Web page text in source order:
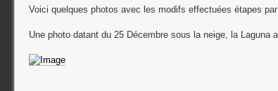
Voici quelques photos avec les modifs effectuées étapes
Une photo datant du 25 Décembre sous la neige, la